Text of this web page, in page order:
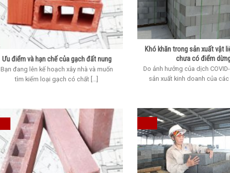
Khó khăn trong sản xuất vật
chưa có điểm
Do ảnh hưởng của dịch
sản xuất kinh doanh của các
Ưu điểm và hạn chế của gạch đất nung
Bạn đang lên kế hoạch xây nhà và muốn
tìm kiếm loại gạch có chất [...]